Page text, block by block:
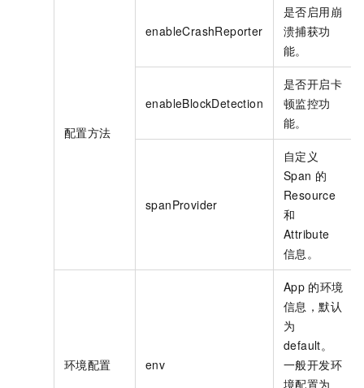
配置方法
enableCrashReporter
是否启用崩
溃捕获功
能。
enableBlockDetection
是否开启卡
顿监控功
能。
spanProvider
自定义
Span 的
Resource
和
Attribute
信息。
环境配置 env
App 的环境
信息，默认
为
default。
一般开发环
境配置为